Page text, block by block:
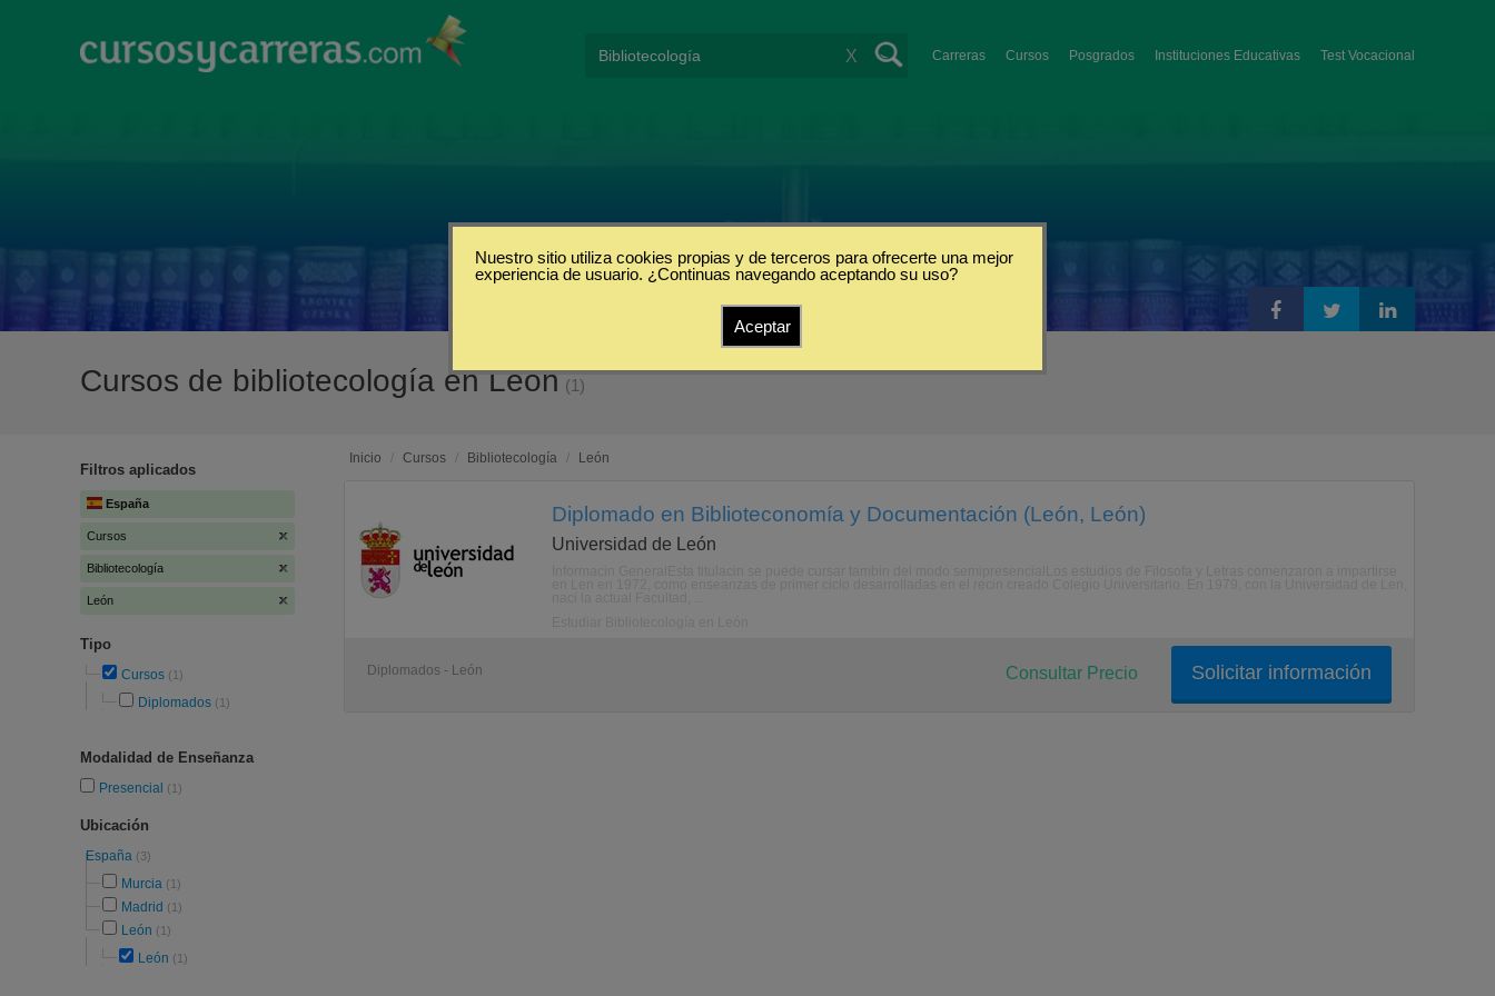
Carreras Cursos Posgrados Instituciones Educativas Test Vocacional
X
Cursos de bibliotecología en León (1)
Filtros aplicados
España
Cursos
Bibliotecología
León
Tipo
Cursos (1)
Diplomados (1)
Modalidad de Enseñanza
Presencial (1)
Ubicación
España (3)
Murcia (1)
Madrid (1)
León (1)
León (1)
Inicio / Cursos / Bibliotecología / León
Diplomado en Biblioteconomía y Documentación (León, León)
Universidad de León
Diplomados - León Solicitar información
Consultar Precio
Nuestro sitio utiliza cookies propias y de terceros para ofrecerte una mejor
experiencia de usuario. ¿Continuas navegando aceptando su uso?
Aceptar